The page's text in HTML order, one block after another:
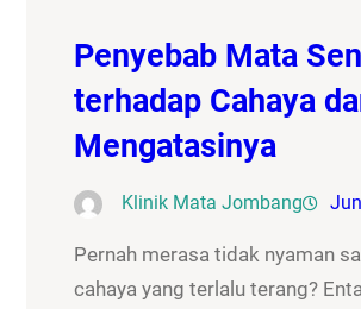
Penyebab Mata
terhadap Cahaya
Mengatasinya
Klinik Mata Jombang
Pernah merasa tidak nyaman
cahaya yang terlalu terang?